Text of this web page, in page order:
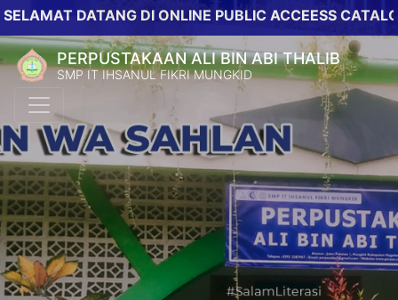
DATANG DI ONLINE PUBLIC ACCEESS CATALOG
PERPUSTAKAAN ALI BIN ABI THALIB
SMP IT IHSANUL FIKRI MUNGKID